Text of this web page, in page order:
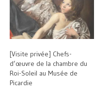
[Visite privée] Chefs-
d’œuvre de la chambre du
Roi-Soleil au Musée de
Picardie